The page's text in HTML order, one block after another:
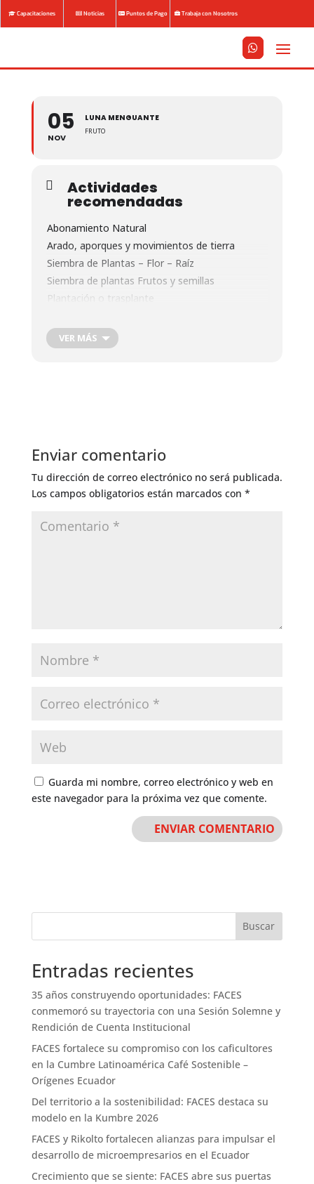
Capacitaciones Noticias Puntos de Pago Trabaja con Nosotros



05
NOV
LUNA MENGUANTE
FRUTO
Actividades
recomendadas
Abonamiento Natural
Arado, aporques y movimientos de tierra
Siembra de Plantas – Flor – Raíz
Siembra de plantas Frutos y semillas
Plantación o trasplante
Cosecha de hojas, flores y frutos
Cosecha Plantas Medicinales
Riego General
VER MÁS
Enviar comentario
Tu dirección de correo electrónico no será publicada.
Los campos obligatorios están marcados con *
Guarda mi nombre, correo electrónico y web en
este navegador para la próxima vez que comente.
Buscar
Entradas recientes
35 años construyendo oportunidades: FACES
conmemoró su trayectoria con una Sesión Solemne y
Rendición de Cuenta Institucional
FACES fortalece su compromiso con los caficultores
en la Cumbre Latinoamérica Café Sostenible –
Orígenes Ecuador
Del territorio a la sostenibilidad: FACES destaca su
modelo en la Kumbre 2026
FACES y Rikolto fortalecen alianzas para impulsar el
desarrollo de microempresarios en el Ecuador
Crecimiento que se siente: FACES abre sus puertas